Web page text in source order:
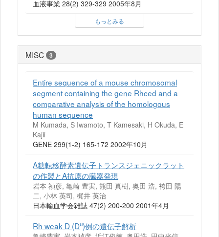
血液事業 28(2) 329-329 2005年8月
もっとみる
MISC 3
Entire sequence of a mouse chromosomal
segment containing the gene Rhced and a
comparative analysis of the homologous
human sequence
M Kumada, S Iwamoto, T Kamesaki, H Okuda, E
Kajii
GENE 299(1-2) 165-172 2002年10月
A糖転移酵素遺伝子トランスジェニックラット
の作製とA抗原の臓器発現
岩本 禎彦, 亀崎 豊実, 熊田 真樹, 奥田 浩, 袴田 陽
二, 小林 英司, 梶井 英治
日本輸血学会雑誌 47(2) 200-200 2001年4月
Rh weak D (Du)例の遺伝子解析